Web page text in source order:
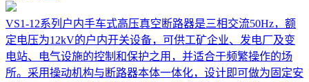
VS1-12系列户内手车式高压真空断路器是三相交流50Hz，额
定电压为12kV的户内开关设备，可供工矿企业、发电厂及变
电站、电气设施的控制和保护之用，并适合于频繁操作的场
所。采用操动机构与断路器本体一体化，设计即可做为固定安